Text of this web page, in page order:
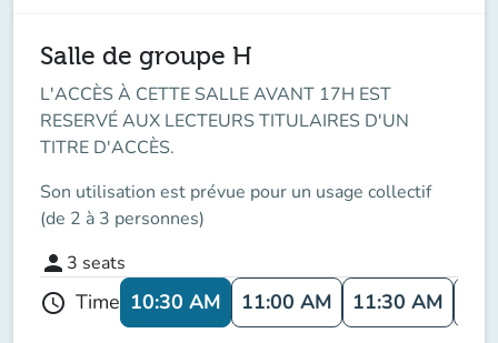
Salle de groupe H
L'ACCÈS À CETTE SALLE AVANT 17H EST
RESERVÉ AUX LECTEURS TITULAIRES D'UN
TITRE D'ACCÈS.
Son utilisation est prévue pour un usage collectif
(de 2 à 3 personnes)
person 3 seats
schedule Time 10:30 AM 11:00 AM 11:30 AM